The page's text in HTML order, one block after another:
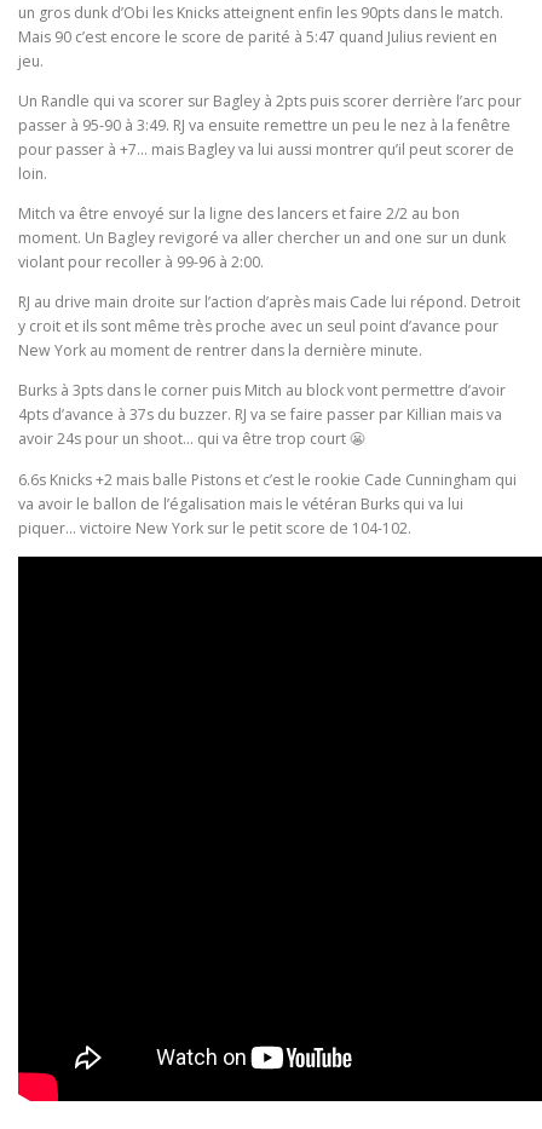
un gros dunk d’Obi les Knicks atteignent enfin les 90pts dans le match.
Mais 90 c’est encore le score de parité à 5:47 quand Julius revient en
jeu.
Un Randle qui va scorer sur Bagley à 2pts puis scorer derrière l’arc pour
passer à 95-90 à 3:49. RJ va ensuite remettre un peu le nez à la fenêtre
pour passer à +7… mais Bagley va lui aussi montrer qu’il peut scorer de
loin.
Mitch va être envoyé sur la ligne des lancers et faire 2/2 au bon
moment. Un Bagley revigoré va aller chercher un and one sur un dunk
violant pour recoller à 99-96 à 2:00.
RJ au drive main droite sur l’action d’après mais Cade lui répond. Detroit
y croit et ils sont même très proche avec un seul point d’avance pour
New York au moment de rentrer dans la dernière minute.
Burks à 3pts dans le corner puis Mitch au block vont permettre d’avoir
4pts d’avance à 37s du buzzer. RJ va se faire passer par Killian mais va
avoir 24s pour un shoot… qui va être trop court 😬
6.6s Knicks +2 mais balle Pistons et c’est le rookie Cade Cunningham qui
va avoir le ballon de l’égalisation mais le vétéran Burks qui va lui
piquer… victoire New York sur le petit score de 104-102.